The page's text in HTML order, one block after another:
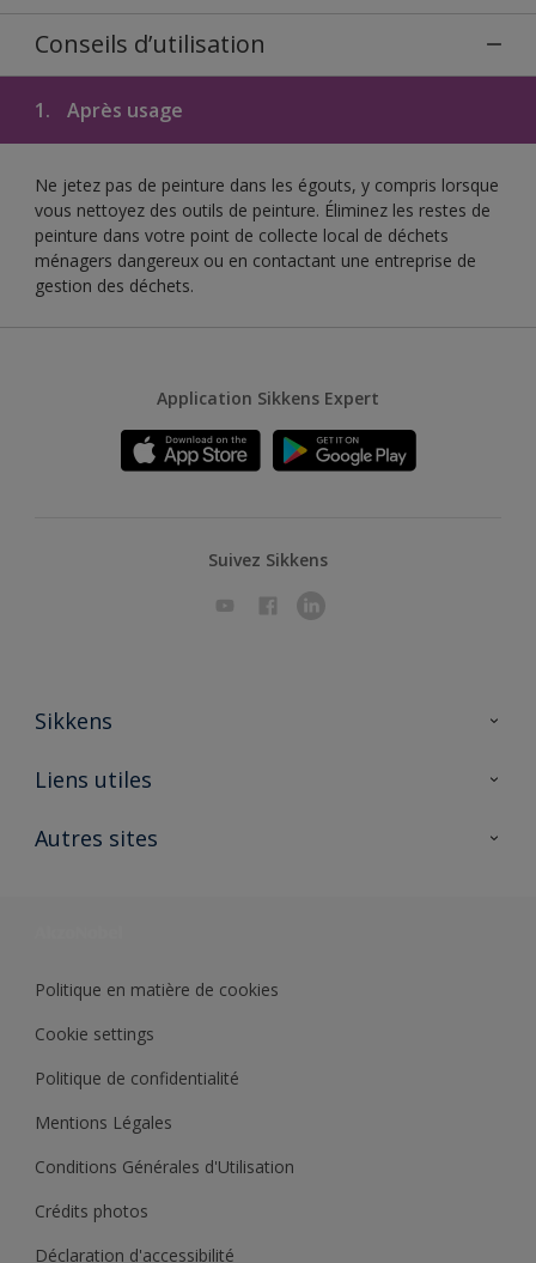
Conseils d’utilisation
1. Après usage
Ne jetez pas de peinture dans les égouts, y compris lorsque
vous nettoyez des outils de peinture. Éliminez les restes de
peinture dans votre point de collecte local de déchets
ménagers dangereux ou en contactant une entreprise de
gestion des déchets.
Application Sikkens Expert
Suivez Sikkens
Sikkens
A propos de Sikkens
Liens utiles
Ouvrir un magasin PASS
Autres sites
Politique en matière de cookies
Cookie settings
Politique de confidentialité
Mentions Légales
Conditions Générales d'Utilisation
Crédits photos
Déclaration d'accessibilité